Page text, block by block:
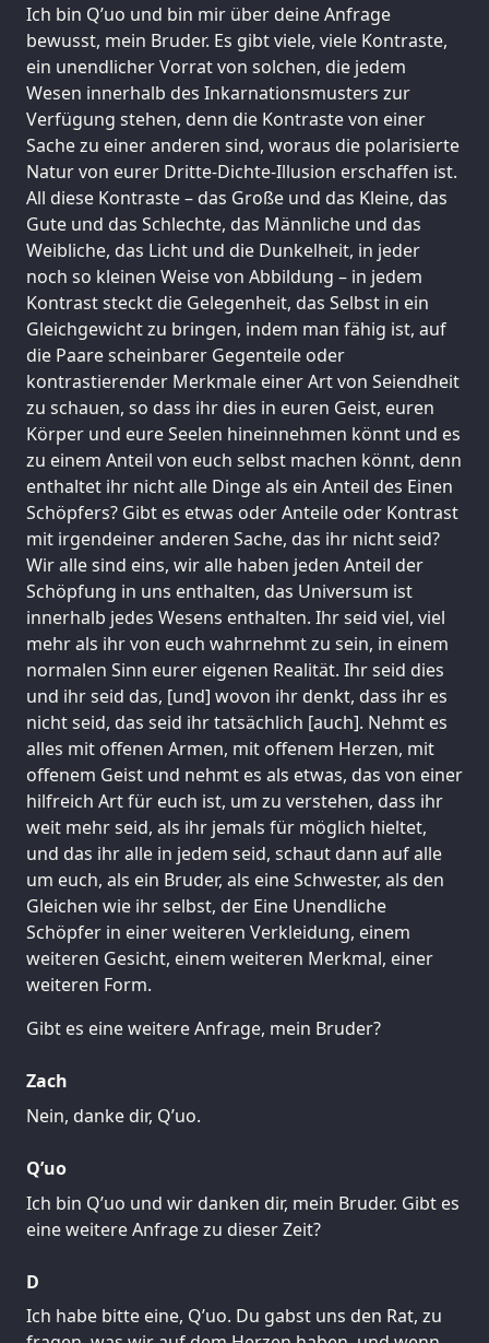
Ich bin Q’uo und bin mir über deine Anfrage
bewusst, mein Bruder. Es gibt viele, viele Kontraste,
ein unendlicher Vorrat von solchen, die jedem
Wesen innerhalb des Inkarnationsmusters zur
Verfügung stehen, denn die Kontraste von einer
Sache zu einer anderen sind, woraus die polarisierte
Natur von eurer Dritte-Dichte-Illusion erschaffen ist.
All diese Kontraste – das Große und das Kleine, das
Gute und das Schlechte, das Männliche und das
Weibliche, das Licht und die Dunkelheit, in jeder
noch so kleinen Weise von Abbildung – in jedem
Kontrast steckt die Gelegenheit, das Selbst in ein
Gleichgewicht zu bringen, indem man fähig ist, auf
die Paare scheinbarer Gegenteile oder
kontrastierender Merkmale einer Art von Seiendheit
zu schauen, so dass ihr dies in euren Geist, euren
Körper und eure Seelen hineinnehmen könnt und es
zu einem Anteil von euch selbst machen könnt, denn
enthaltet ihr nicht alle Dinge als ein Anteil des Einen
Schöpfers? Gibt es etwas oder Anteile oder Kontrast
mit irgendeiner anderen Sache, das ihr nicht seid?
Wir alle sind eins, wir alle haben jeden Anteil der
Schöpfung in uns enthalten, das Universum ist
innerhalb jedes Wesens enthalten. Ihr seid viel, viel
mehr als ihr von euch wahrnehmt zu sein, in einem
normalen Sinn eurer eigenen Realität. Ihr seid dies
und ihr seid das, [und] wovon ihr denkt, dass ihr es
nicht seid, das seid ihr tatsächlich [auch]. Nehmt es
alles mit offenen Armen, mit offenem Herzen, mit
offenem Geist und nehmt es als etwas, das von einer
hilfreich Art für euch ist, um zu verstehen, dass ihr
weit mehr seid, als ihr jemals für möglich hieltet,
und das ihr alle in jedem seid, schaut dann auf alle
um euch, als ein Bruder, als eine Schwester, als den
Gleichen wie ihr selbst, der Eine Unendliche
Schöpfer in einer weiteren Verkleidung, einem
weiteren Gesicht, einem weiteren Merkmal, einer
weiteren Form.
Gibt es eine weitere Anfrage, mein Bruder?
Zach
Nein, danke dir, Q’uo.
Q’uo
Ich bin Q’uo und wir danken dir, mein Bruder. Gibt es
eine weitere Anfrage zu dieser Zeit?
D
Ich habe bitte eine, Q’uo. Du gabst uns den Rat, zu